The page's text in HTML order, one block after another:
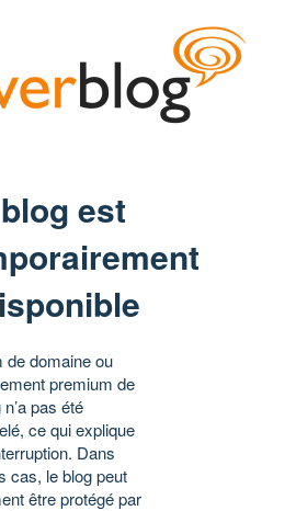
est
de domaine ou
premium de
pas été
ce qui explique
Dans
cas, le blog peut
être protégé par